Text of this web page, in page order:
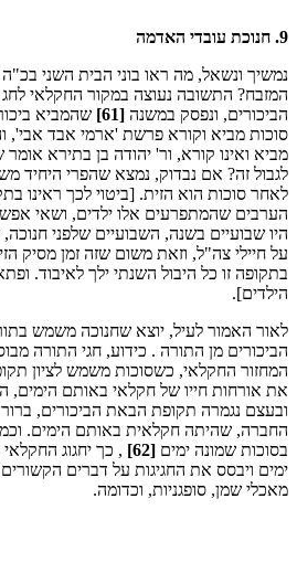
9. חנוכת עובדי האדמה
נמשיך ונשאל, מה ראו בוני הבית השני
המזבח? התשובה נעוצה במקור החקלאי
הביכורים, ונפסק במשנה [61]
שהמביא
סוכות מביא וקורא פרשת 'ארמי אבד אבי',
מביא ואינו קורא, ור' יהודה בן בתירא
לגבול זה? אם נבדוק, נמצא שהפרי היחיד
לאחר סוכות הוא הזית. [ביטוי לכך ראינו
הערבים שהמתפרעים אלו ילדים, ושאי
היו שבועיים בשנה, השבועיים שלפני חנוכה,
על חיילי צה"ל, וזאת משום שזה זמן מסיק
בתקופה זו כל היבול השנתי ילך לאיבוד.
הילדים].
לאור האמור לעיל, יוצא שחנוכה משמש
הביכורים מן התורה . כידוע, חגי התורה
המחזור החקלאי, כשסוכות משמש לציון
את אורחות חייו של חקלאי באותם הימים,
ובעצם נגמרה תקופת הבאת הביכורים, ברור
החברה, שהיתה חקלאית באותם הימים.
בסוכות שמונה ימים [62]
, כך יחגוג
ימים ויבסס את החגיגות על דברים
מאכלי שמן, סופגניות, וכדומה.